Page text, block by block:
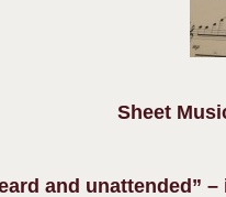
Sheet
and unattended”